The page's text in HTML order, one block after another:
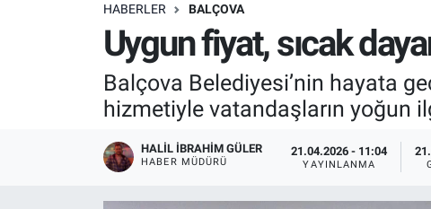
HABERLER BALÇOVA
Uygun fiyat, sıcak
Balçova Belediyesi’nin hayata
hizmetiyle vatandaşların yoğun
HALIL İBRAHIM GÜLER
HABER MÜDÜRÜ
21.04.2026 - 11:04
YAYINLANMA